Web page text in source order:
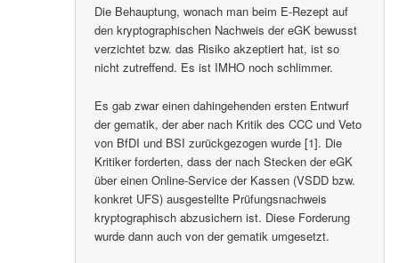
Die Behauptung, wonach man beim E-Rezept auf
den kryptographischen Nachweis der eGK bewusst
verzichtet bzw. das Risiko akzeptiert hat, ist so
nicht zutreffend. Es ist IMHO noch schlimmer.
Es gab zwar einen dahingehenden ersten Entwurf
der gematik, der aber nach Kritik des CCC und Veto
von BfDI und BSI zurückgezogen wurde [1]. Die
Kritiker forderten, dass der nach Stecken der eGK
über einen Online-Service der Kassen (VSDD bzw.
konkret UFS) ausgestellte Prüfungsnachweis
kryptographisch abzusichern ist. Diese Forderung
wurde dann auch von der gematik umgesetzt.